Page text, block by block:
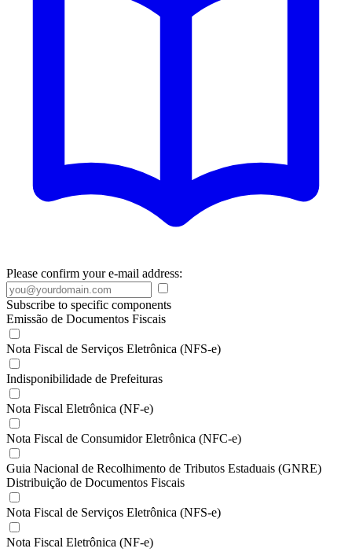
Please confirm your e-mail address:
Subscribe to specific components
Emissão de Documentos Fiscais
Nota Fiscal de Serviços Eletrônica (NFS-e)
Indisponibilidade de Prefeituras
Nota Fiscal Eletrônica (NF-e)
Nota Fiscal de Consumidor Eletrônica (NFC-e)
Guia Nacional de Recolhimento de Tributos Estaduais (GNRE)
Distribuição de Documentos Fiscais
Nota Fiscal de Serviços Eletrônica (NFS-e)
Nota Fiscal Eletrônica (NF-e)